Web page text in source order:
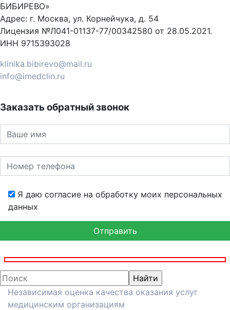
БИБИРЕВО»
Адрес: г. Москва, ул. Корнейчука, д. 54
Лицензия №Л041-01137-77/00342580 от 28.05.2021.
ИНН 9715393028
klinika.bibirevo@mail.ru
info@imedclin.ru
Заказать обратный звонок
Я даю согласие на обработку моих персональных
данных
Независимая оценка качества оказания услуг
медицинским организациям